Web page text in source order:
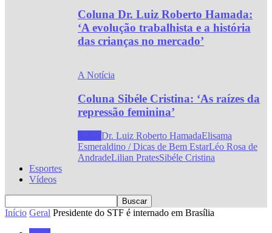
Coluna Dr. Luiz Roberto Hamada:
‘A evolução trabalhista e a história
das crianças no mercado’
A Notícia
Coluna Sibéle Cristina: ‘As raízes da
repressão feminina’
Dr. Luiz Roberto HamadaElisama
Esmeraldino / Dicas de Bem EstarLéo Rosa de
AndradeLilian PratesSibéle Cristina
Esportes
Vídeos
Início Geral Presidente do STF é internado em Brasília